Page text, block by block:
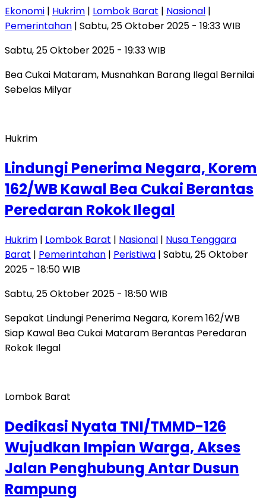
Ekonomi | Hukrim | Lombok Barat | Nasional |
Pemerintahan | Sabtu, 25 Oktober 2025 - 19:33 WIB
Sabtu, 25 Oktober 2025 - 19:33 WIB
Bea Cukai Mataram, Musnahkan Barang Ilegal Bernilai
Sebelas Milyar
Hukrim
Lindungi Penerima Negara, Korem
162/WB Kawal Bea Cukai Berantas
Peredaran Rokok Ilegal
Hukrim | Lombok Barat | Nasional | Nusa Tenggara
Barat | Pemerintahan | Peristiwa | Sabtu, 25 Oktober
2025 - 18:50 WIB
Sabtu, 25 Oktober 2025 - 18:50 WIB
Sepakat Lindungi Penerima Negara, Korem 162/WB
Siap Kawal Bea Cukai Mataram Berantas Peredaran
Rokok Ilegal
Lombok Barat
Dedikasi Nyata TNI/TMMD-126
Wujudkan Impian Warga, Akses
Jalan Penghubung Antar Dusun
Rampung